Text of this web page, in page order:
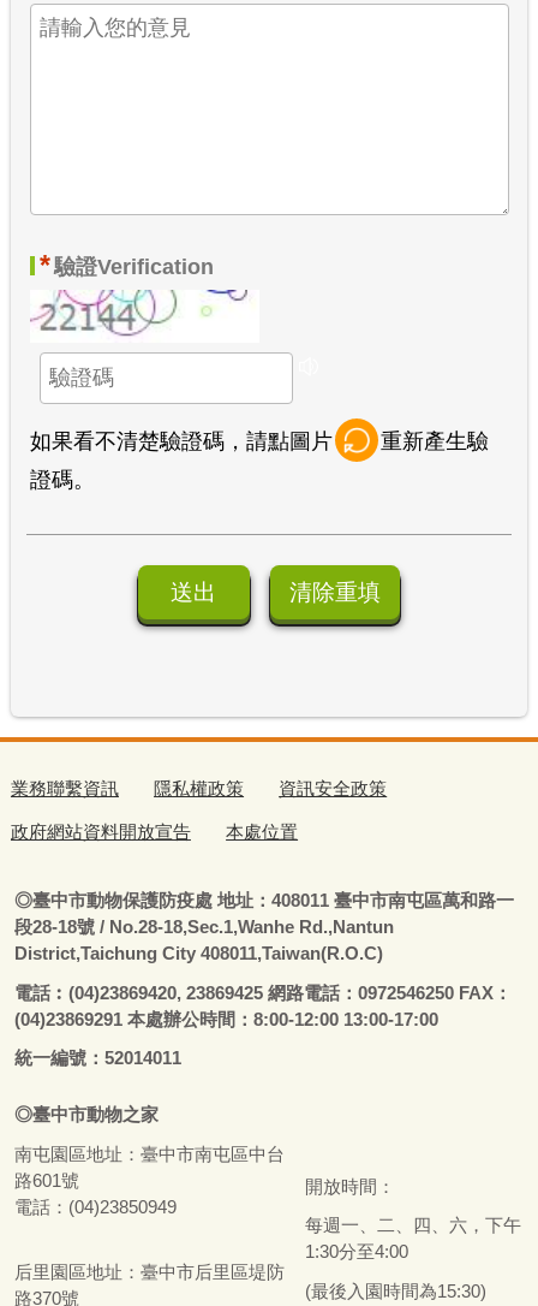
*驗證Verification
如果看不清楚驗證碼，請點圖片
重新產生驗
證碼。
業務聯繫資訊 隱私權政策 資訊安全政策
政府網站資料開放宣告 本處位置
◎臺中市動物保護防疫處地址：408011 臺中市南屯區萬和路一
段28-18號 / No.28-18,Sec.1,Wanhe Rd.,Nantun
District,Taichung City 408011,Taiwan(R.O.C)
電話︰ (04)23869420, 23869425 網路電話：0972546250 FAX：
(04)23869291 本處辦公時間：8:00-12:00 13:00-17:00
統一編號：52014011
◎臺中市動物之家
南屯園區地址： 臺中市南屯區中台
路601號
電話：(04)23850949
后里園區地址： 臺中市后里區堤防
路370號
開放時間：
每週一、二、四、六，下午
1:30分至4:00
(最後入園時間為15:30)